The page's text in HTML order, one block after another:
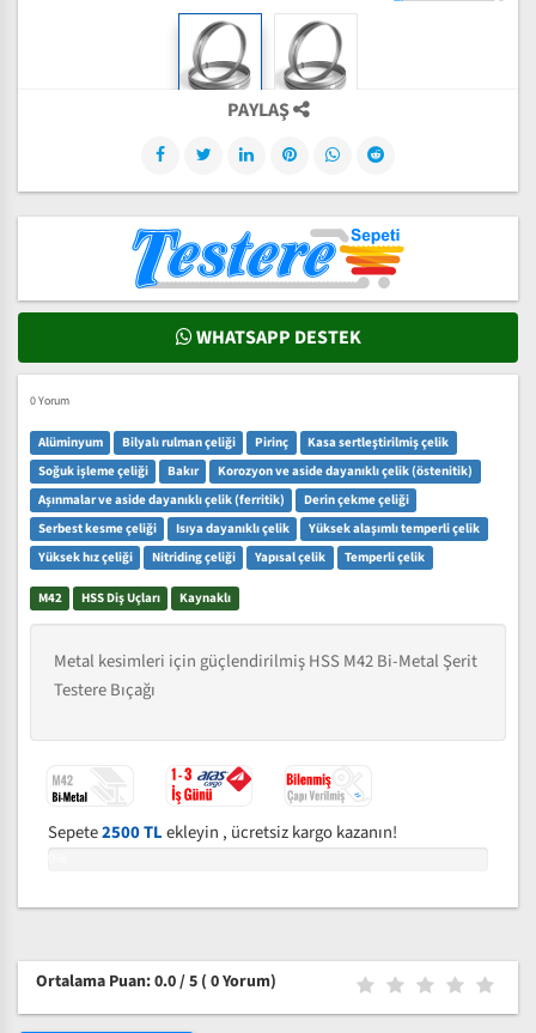
PAYLAŞ
WHATSAPP DESTEK
0 Yorum
Alüminyum Bilyalı rulman çeliği Pirinç
Kasa sertleştirilmiş çelik
Soğuk işleme çeliği
Bakır
Korozyon ve aside dayanıklı çelik (östenitik)
Aşınmalar ve aside dayanıklı çelik (ferritik)
Derin çekme çeliği
Serbest kesme çeliği
Isıya dayanıklı çelik
Yüksek alaşımlı temperli çelik
Yüksek hız çeliği
Nitriding çeliği Yapısal çelik Temperli çelik
M42 HSS Diş Uçları Kaynaklı
Metal kesimleri için güçlendirilmiş HSS M42 Bi-Metal Şerit
Testere Bıçağı
Sepete2500 TLekleyin , ücretsiz kargo kazanın!
Ortalama Puan: 0.0 / 5 ( 0 Yorum)